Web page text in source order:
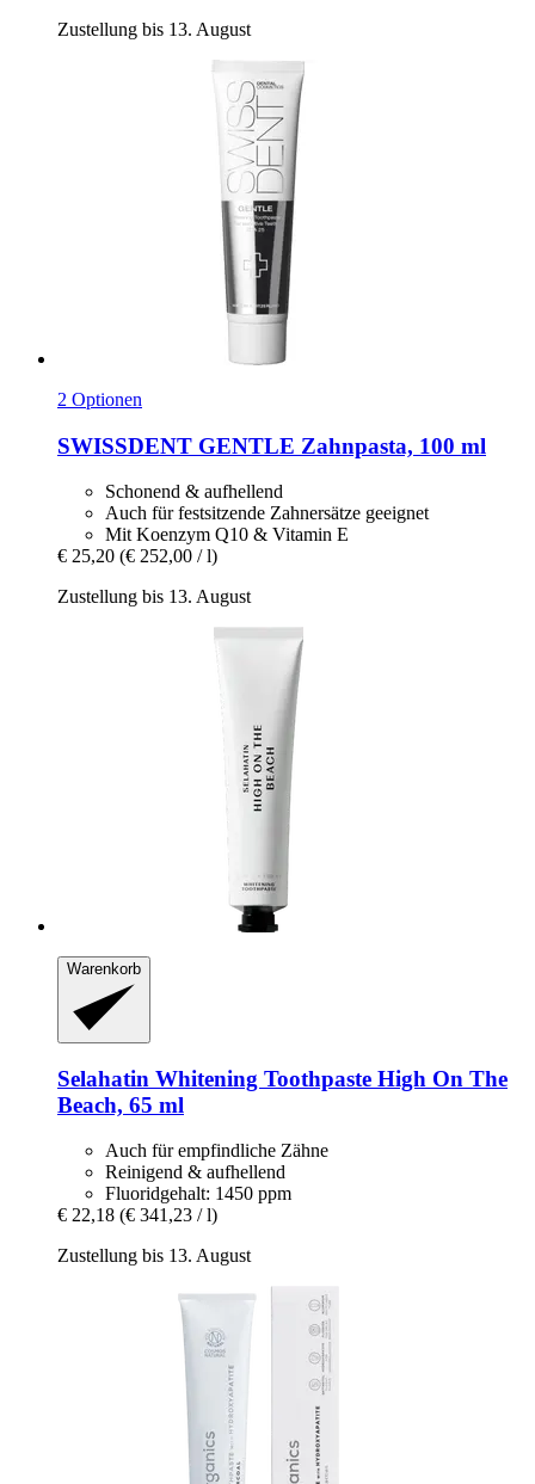
Zustellung bis 13. August
2 Optionen
SWISSDENT GENTLE Zahnpasta, 100 ml
Schonend & aufhellend
Auch für festsitzende Zahnersätze geeignet
Mit Koenzym Q10 & Vitamin E
€ 25,20 (€ 252,00 / l)
Zustellung bis 13. August
Warenkorb
Selahatin Whitening Toothpaste High On The
Beach, 65 ml
Auch für empfindliche Zähne
Reinigend & aufhellend
Fluoridgehalt: 1450 ppm
€ 22,18 (€ 341,23 / l)
Zustellung bis 13. August